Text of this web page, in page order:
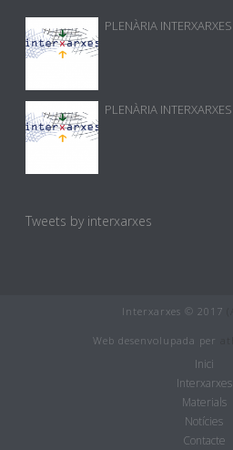
PLENÀRIA INTERXARXES
PLENÀRIA INTERXARXES
Tweets by interxarxes
Interxarxes © 2017
Web desenvolupada per
Inici
Interxarxes
Materials
Notícies
Contacte